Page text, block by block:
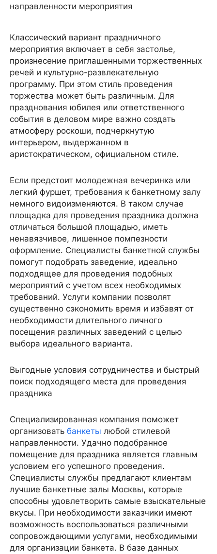
направленности мероприятия
Классический вариант праздничного
мероприятия включает в себя застолье,
произнесение приглашенными торжественных
речей и культурно-развлекательную
программу. При этом стиль проведения
торжества может быть различным. Для
празднования юбилея или ответственного
события в деловом мире важно создать
атмосферу роскоши, подчеркнутую
интерьером, выдержанном в
аристократическом, официальном стиле.
Если предстоит молодежная вечеринка или
легкий фуршет, требования к банкетному залу
немного видоизменяются. В таком случае
площадка для проведения праздника должна
отличаться большой площадью, иметь
ненавязчивое, лишенное помпезности
оформление. Специалисты банкетной службы
помогут подобрать заведение, идеально
подходящее для проведения подобных
мероприятий с учетом всех необходимых
требований. Услуги компании позволят
существенно сэкономить время и избавят от
необходимости длительного личного
посещения различных заведений с целью
выбора идеального варианта.
Выгодные условия сотрудничества и быстрый
поиск подходящего места для проведения
праздника
Специализированная компания поможет
организовать банкеты любой стилевой
направленности. Удачно подобранное
помещение для праздника является главным
условием его успешного проведения.
Специалисты службы предлагают клиентам
лучшие банкетные залы Москвы, которые
способны удовлетворить самые взыскательные
вкусы. При необходимости заказчики имеют
возможность воспользоваться различными
сопровождающими услугами, необходимыми
для организации банкета. В базе данных